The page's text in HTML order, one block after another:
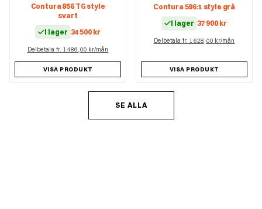
Contura 856 TG style
svart
I lager 34 500 kr
Delbetala fr. 1 486,00 kr/mån
VISA PRODUKT
Contura 596:1 style grå
I lager 37 900 kr
Delbetala fr. 1 628,00 kr/mån
VISA PRODUKT
SE ALLA